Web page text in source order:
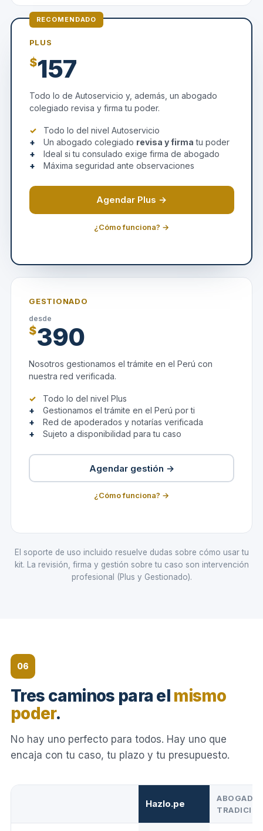
RECOMENDADO
PLUS
$157
Todo lo de Autoservicio y, además, un abogado
colegiado revisa y firma tu poder.
Todo lo del nivel Autoservicio
Un abogado colegiado revisa y firma tu poder
Ideal si tu consulado exige firma de abogado
Máxima seguridad ante observaciones
Agendar Plus →
¿Cómo funciona? →
GESTIONADO
desde
$390
Nosotros gestionamos el trámite en el Perú con
nuestra red verificada.
Todo lo del nivel Plus
Gestionamos el trámite en el Perú por ti
Red de apoderados y notarías verificada
Sujeto a disponibilidad para tu caso
Agendar gestión →
¿Cómo funciona? →
El soporte de uso incluido resuelve dudas sobre cómo usar tu
kit. La revisión, firma y gestión sobre tu caso son intervención
profesional (Plus y Gestionado).
06
Tres caminos para el mismo
poder.
No hay uno perfecto para todos. Hay uno que
encaja con tu caso, tu plazo y tu presupuesto.
Hazlo.pe
ABOGADO